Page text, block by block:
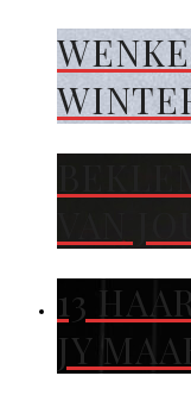
13
JY